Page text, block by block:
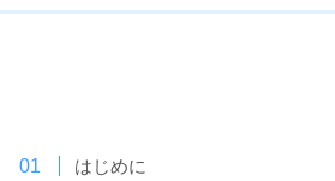
はじめに